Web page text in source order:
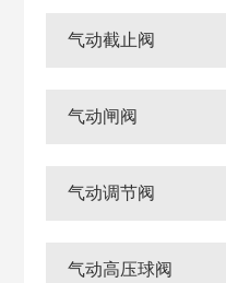
气动截止阀
气动闸阀
气动调节阀
气动高压球阀